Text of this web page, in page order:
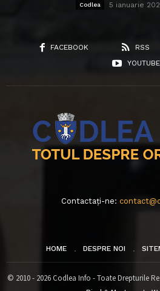
Codlea 5 ianuarie
FACEBOOK RSS
YOUTUBE
Contactați-ne:
HOME DESPRE NOI
© 2010 - 2026 Codlea Info - Toate Drepturile